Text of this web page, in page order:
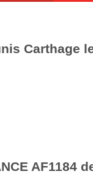
Carthage
AF1184